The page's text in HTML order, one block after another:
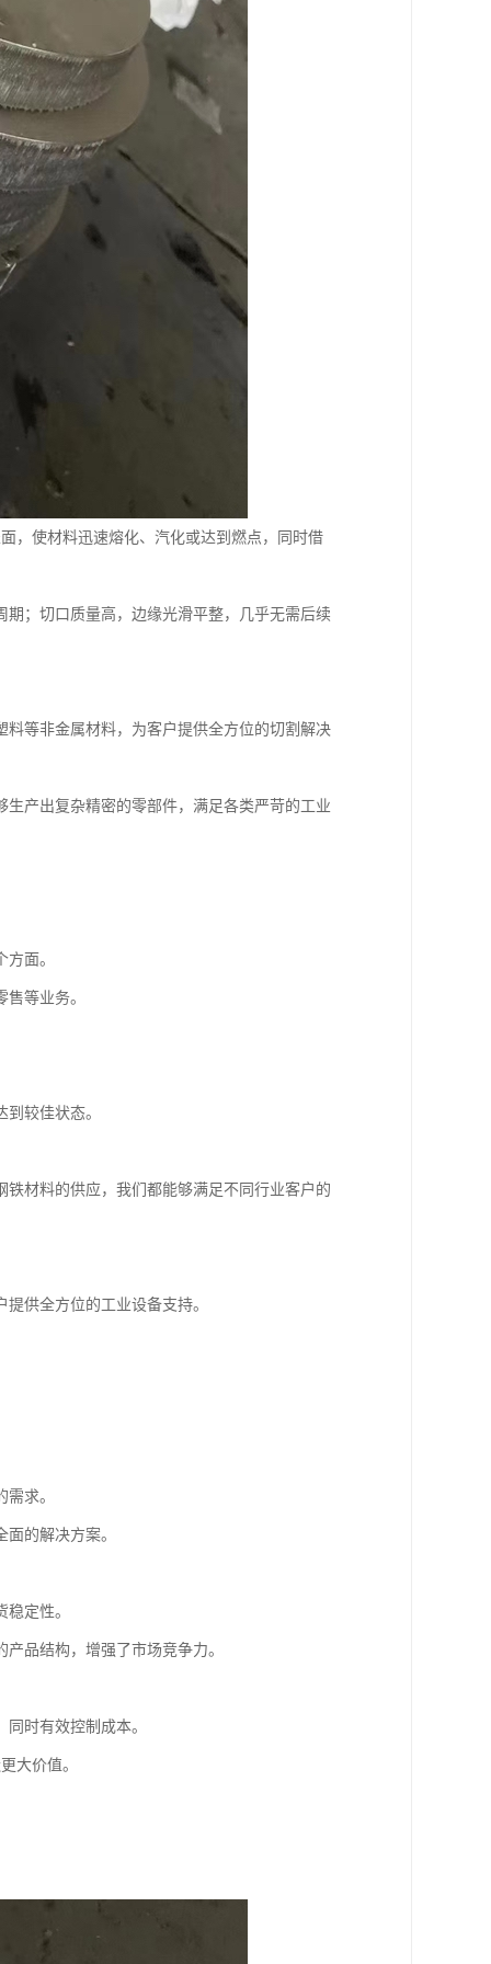
，使材料迅速熔化、汽化或达到燃点，同时借
；切口质量高，边缘光滑平整，几乎无需后续
等非金属材料，为客户提供全方位的切割解决
产出复杂精密的零部件，满足各类严苛的工业
面。
等业务。
较佳状态。
材料的供应，我们都能够满足不同行业客户的
供全方位的工业设备支持。
求。
的解决方案。
定性。
品结构，增强了市场竞争力。
时有效控制成本。
大价值。